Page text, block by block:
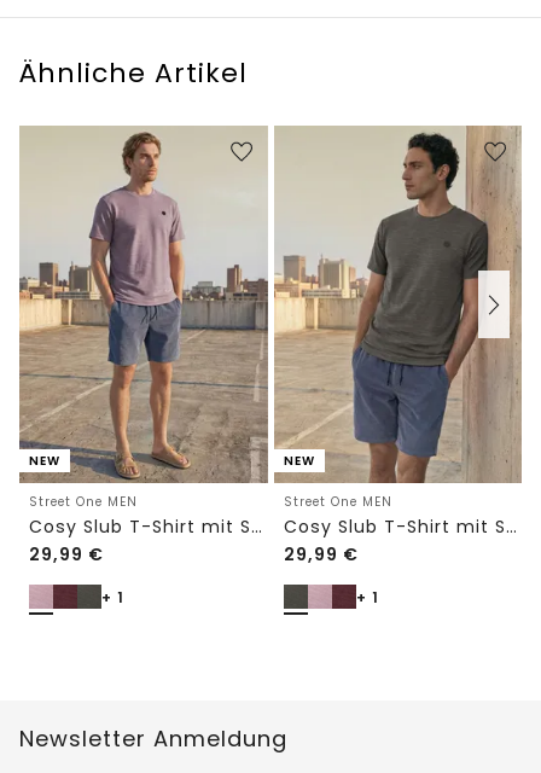
Ähnliche Artikel
NEW
Street One MEN
Cosy Slub T-Shirt mit Struktur
29,99 €
+ 1
NEW
Street One MEN
Cosy Slub T-Shirt mit Struktur
29,99 €
+ 1
Newsletter Anmeldung